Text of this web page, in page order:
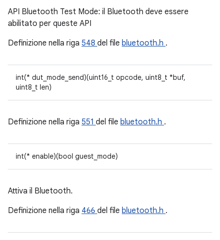
API Bluetooth Test Mode: il Bluetooth deve essere
abilitato per queste API
Definizione nella riga 548 del file bluetooth.h .
int(* dut_mode_send)(uint16_t opcode, uint8_t *buf,
uint8_t len)
Definizione nella riga 551 del file bluetooth.h .
int(* enable)(bool guest_mode)
Attiva il Bluetooth.
Definizione nella riga 466 del file bluetooth.h .